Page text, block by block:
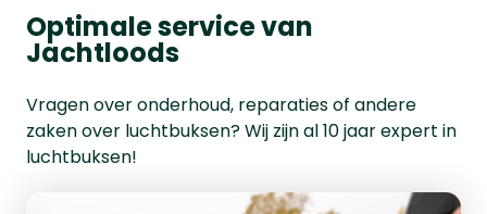
Optimale service van
Jachtloods
Vragen over onderhoud, reparaties of andere
zaken over luchtbuksen? Wij zijn al 10 jaar expert in
luchtbuksen!